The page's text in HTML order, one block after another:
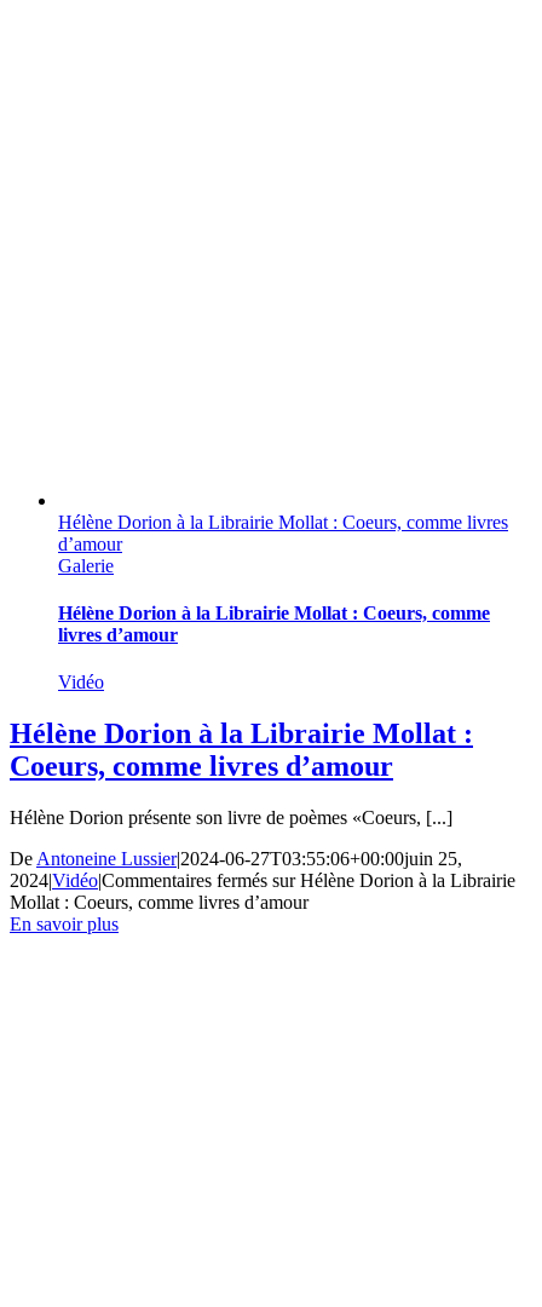
Hélène Dorion à la Librairie Mollat : Coeurs, comme livres
d’amour
Galerie
Hélène Dorion à la Librairie Mollat : Coeurs, comme
livres d’amour
Vidéo
Hélène Dorion à la Librairie Mollat :
Coeurs, comme livres d’amour
Hélène Dorion présente son livre de poèmes «Coeurs, [...]
De Antoneine Lussier|2024-06-27T03:55:06+00:00juin 25,
2024|Vidéo|Commentaires fermés sur Hélène Dorion à la Librairie
Mollat : Coeurs, comme livres d’amour
En savoir plus